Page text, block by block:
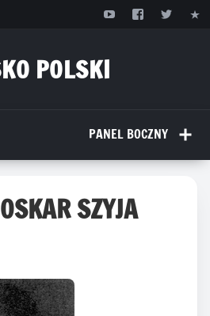
POLSKI
PANEL BOCZNY
SZYJA